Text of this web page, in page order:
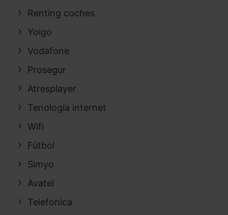
Renting coches
Yoigo
Vodafone
Prosegur
Atresplayer
Tenología internet
Wifi
Fútbol
Simyo
Avatel
Telefonica